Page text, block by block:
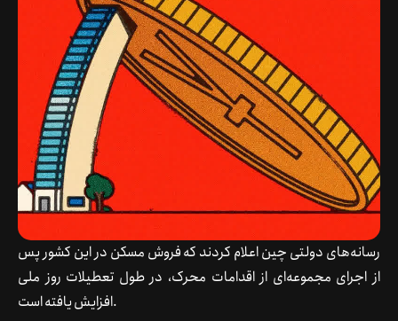
رسانه‌های دولتی چین اعلام کردند که فروش مسکن در این کشور پس
از اجرای مجموعه‌ای از اقدامات محرک، در طول تعطیلات روز ملی
افزایش یافته است.